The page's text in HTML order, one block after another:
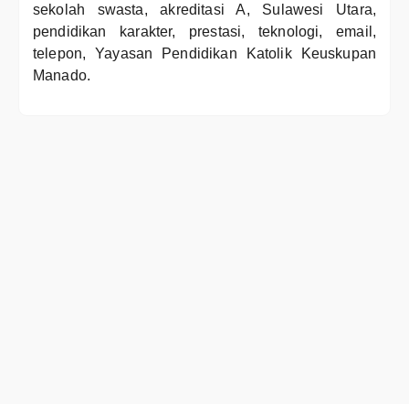
sekolah swasta, akreditasi A, Sulawesi Utara,
pendidikan karakter, prestasi, teknologi, email,
telepon, Yayasan Pendidikan Katolik Keuskupan
Manado.